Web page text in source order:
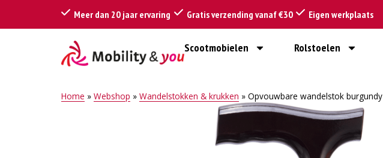
Meer dan 20 jaar ervaring Gratis verzending vanaf €30 Eigen werkplaats
Scootmobielen Rolstoelen
Home » Webshop » Wandelstokken & krukken » Opvouwbare wandelstok burgundy